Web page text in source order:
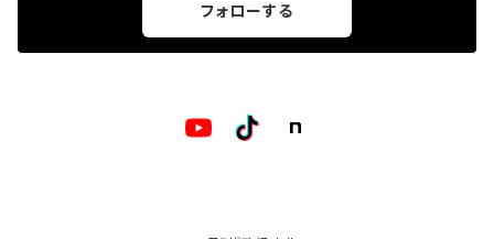
フォローする